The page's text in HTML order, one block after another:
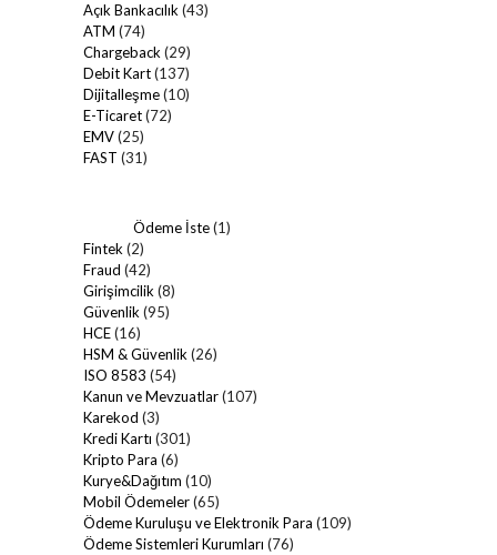
Açık Bankacılık(43)
ATM (74)
Chargeback(29)
Debit Kart(137)
Dijitalleşme(10)
E-Ticaret(72)
EMV(25)
FAST (31)
Ödeme İste(1)
Fintek(2)
Fraud (42)
Girişimcilik(8)
Güvenlik(95)
HCE(16)
HSM & Güvenlik(26)
ISO 8583 (54)
Kanun ve Mevzuatlar(107)
Karekod (3)
Kredi Kartı (301)
Kripto Para (6)
Kurye&Dağıtım (10)
Mobil Ödemeler(65)
Ödeme Kuruluşu ve Elektronik Para (109)
Ödeme Sistemleri Kurumları (76)